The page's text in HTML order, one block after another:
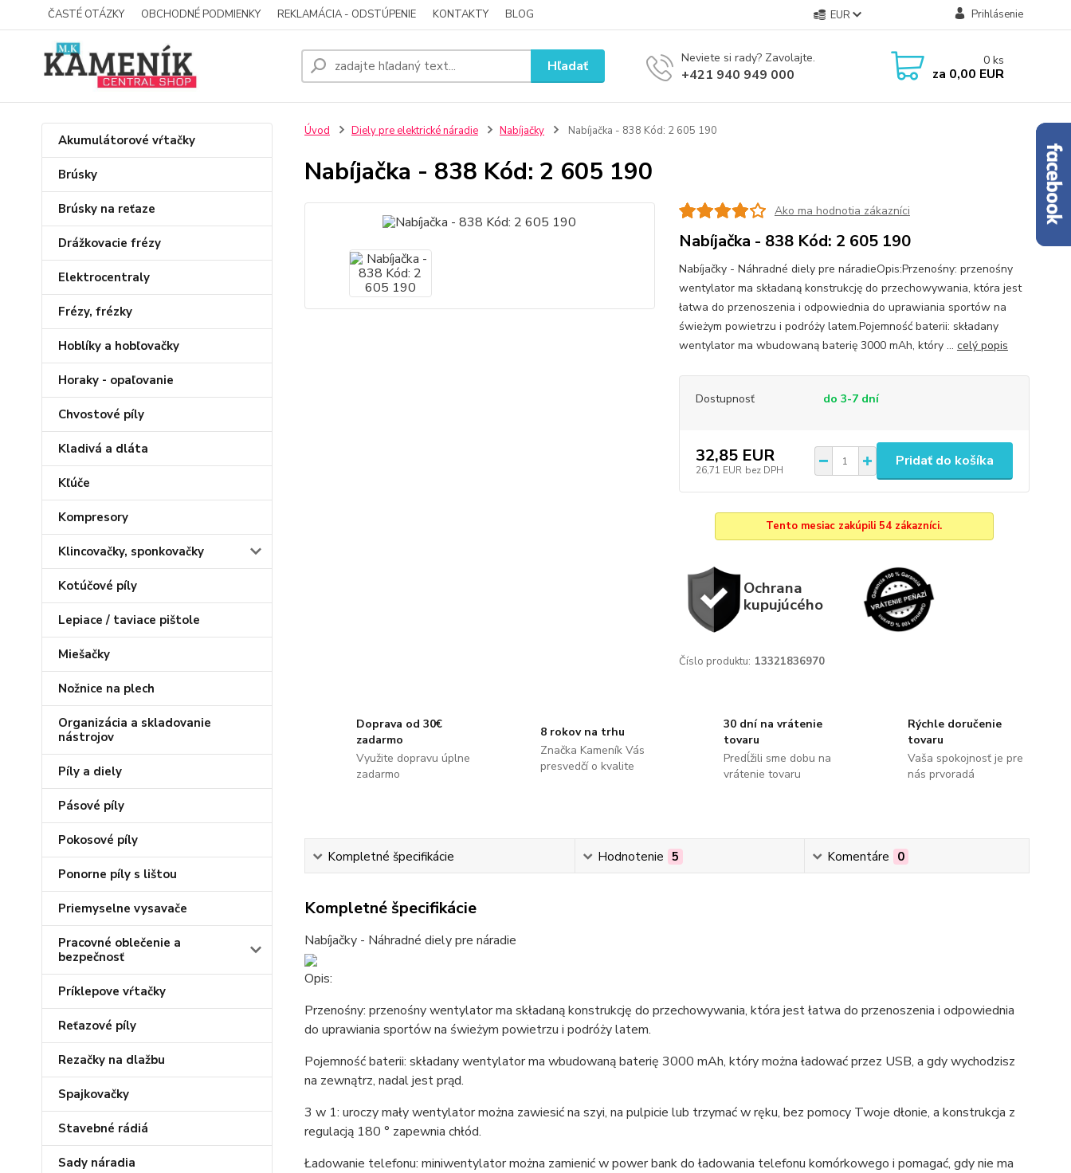
ČASTÉ OTÁZKY OBCHODNÉ PODMIENKY REKLAMÁCIA - ODSTÚPENIE KONTAKTY BLOG EUR Prihlásenie
Hľadať Neviete si rady? Zavolajte.
+421 940 949 000
0 ks
za 0,00 EUR
Akumulátorové vŕtačky
Brúsky
Brúsky na reťaze
Drážkovacie frézy
Elektrocentraly
Frézy, frézky
Hoblíky a hobľovačky
Horaky - opaľovanie
Chvostové píly
Kladivá a dláta
Kľúče
Kompresory
Klincovačky, sponkovačky
Kotúčové píly
Lepiace / taviace pištole
Miešačky
Nožnice na plech
Organizácia a skladovanie
nástrojov
Píly a diely
Pásové píly
Pokosové píly
Ponorne píly s lištou
Priemyselne vysavače
Pracovné oblečenie a
bezpečnosť
Príklepove vŕtačky
Reťazové píly
Rezačky na dlažbu
Spajkovačky
Stavebné rádiá
Sady náradia
Úvod Diely pre elektrické náradie Nabíjačky Nabíjačka - 838 Kód: 2 605 190
Nabíjačka - 838 Kód: 2 605 190
Ako ma hodnotia zákazníci
Nabíjačka - 838 Kód: 2 605 190
Nabíjačky - Náhradné diely pre náradieOpis:Przenośny: przenośny
wentylator ma składaną konstrukcję do przechowywania, która jest
łatwa do przenoszenia i odpowiednia do uprawiania sportów na
świeżym powietrzu i podróży latem.Pojemność baterii: składany
wentylator ma wbudowaną baterię 3000 mAh, który ... celý popis
Dostupnosť do 3-7 dní
32,85 EUR
26,71 EUR bez DPH
Pridať do košíka
Tento mesiac zakúpili 54 zákazníci.
Ochrana
kupujúcého
Číslo produktu: 13321836970
Doprava od 30€
zadarmo
Využite dopravu úplne
zadarmo
8 rokov na trhu
Značka Kameník Vás
presvedčí o kvalite
30 dní na vrátenie
tovaru
Predĺžili sme dobu na
vrátenie tovaru
Rýchle doručenie
tovaru
Vaša spokojnosť je pre
nás prvoradá
Kompletné špecifikácie Hodnotenie 5 Komentáre 0
Kompletné špecifikácie
Nabíjačky - Náhradné diely pre náradie
Opis:
Przenośny: przenośny wentylator ma składaną konstrukcję do przechowywania, która jest łatwa do przenoszenia i odpowiednia
do uprawiania sportów na świeżym powietrzu i podróży latem.
Pojemność baterii: składany wentylator ma wbudowaną baterię 3000 mAh, który można ładować przez USB, a gdy wychodzisz
na zewnątrz, nadal jest prąd.
3 w 1: uroczy mały wentylator można zawiesić na szyi, na pulpicie lub trzymać w ręku, bez pomocy Twoje dłonie, a konstrukcja z
regulacją 180 ° zapewnia chłód.
Ładowanie telefonu: miniwentylator można zamienić w power bank do ładowania telefonu komórkowego i pomagać, gdy nie ma